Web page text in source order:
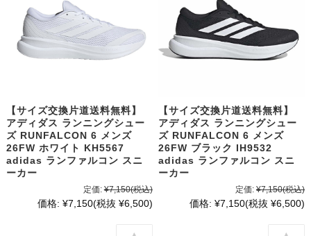
【サイズ交換片道送料無料】
アディダス ランニングシュー
ズ RUNFALCON 6 メンズ
26FW ホワイト KH5567
adidas ランファルコン スニ
ーカー
定価: ¥7,150(税込)
価格: ¥7,150(税抜 ¥6,500)
【サイズ交換片道送料無料】
アディダス ランニングシュー
ズ RUNFALCON 6 メンズ
26FW ブラック IH9532
adidas ランファルコン スニ
ーカー
定価: ¥7,150(税込)
価格: ¥7,150(税抜 ¥6,500)